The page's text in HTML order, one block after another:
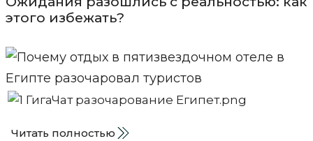
этого избежать?
Читать полностью